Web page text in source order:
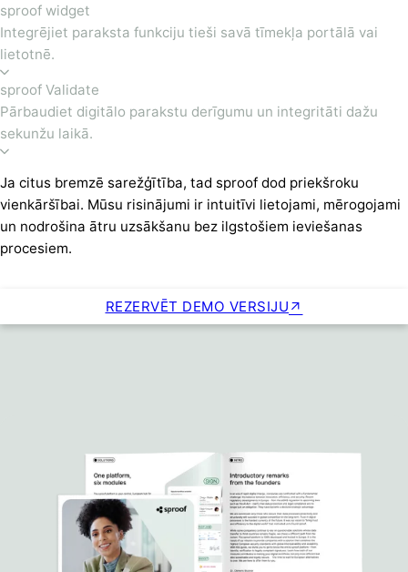
sproof widget
Integrējiet paraksta funkciju tieši savā tīmekļa portālā vai
lietotnē.
sproof Validate
Pārbaudiet digitālo parakstu derīgumu un integritāti dažu
sekunžu laikā.
Ja citus bremzē sarežģītība, tad sproof dod priekšroku
vienkāršībai. Mūsu risinājumi ir intuitīvi lietojami, mērogojami
un nodrošina ātru uzsākšanu bez ilgstošiem ieviešanas
procesiem.
REZERVĒT DEMO VERSIJU